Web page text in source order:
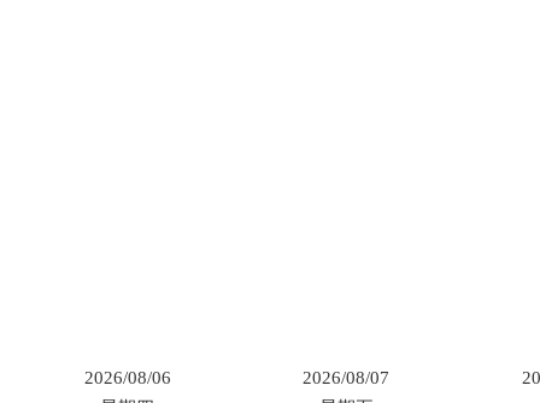
2026/08/06
2026/08/07